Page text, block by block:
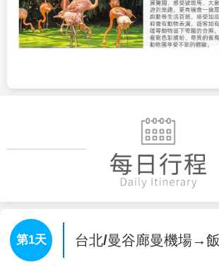
第1天 台北/曼谷廊曼機場→